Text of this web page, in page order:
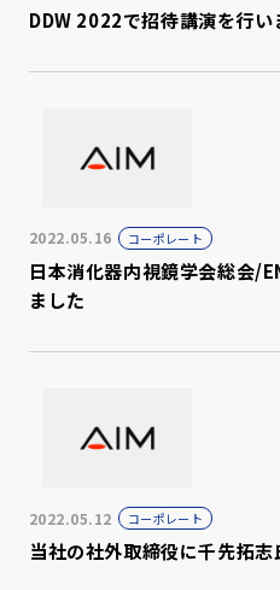
DDW 2022で招待講演を行い
2022.05.16 コーポレート
日本消化器内視鏡学会総会/
ました
2022.05.12 コーポレート
当社の社外取締役に千先拓